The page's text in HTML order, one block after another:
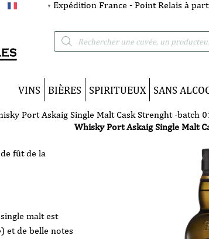
▼ Expédition France - Point Relais à
Recherche
de
VINS BIÈRES SPIRITUEUX SANS
Port Askaig Single Malt Cask Strenght -batch
Whisky Port Askaig Single Malt
fût de la
malt est
et de belle notes